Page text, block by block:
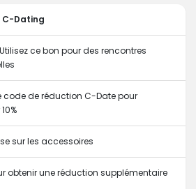
C-Dating
ce bon pour des rencontres
code de réduction C-Date pour
sur les accessoires
obtenir une réduction supplémentaire